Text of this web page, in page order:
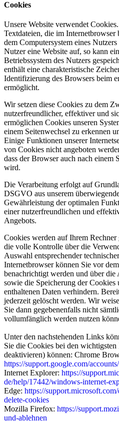
Cookies
Unsere Website verwendet
Textdateien, die im
dem Computersystem eines
Nutzer eine Website auf, so kann
Betriebssystem des Nutzers
enthält eine charakteristische
Identifizierung des Browsers beim
ermöglicht.
Wir setzen diese Cookies zu dem
nutzerfreundlicher, effektiver und
ermöglichen Cookies unseren
einem Seitenwechsel zu erkennen
Einige Funktionen unserer
von Cookies nicht angeboten
dass der Browser auch nach einem
wird.
Die Verarbeitung erfolgt auf
DSGVO aus unserem
Gewährleistung der optimalen
einer nutzerfreundlichen und
Angebots.
Cookies werden auf Ihrem Rechner
die volle Kontrolle über die
Auswahl entsprechender
Internetbrowser können Sie vor
benachrichtigt werden und über die
sowie die Speicherung der
enthaltenen Daten verhindern.
jederzeit gelöscht werden. Wir
Sie dann gegebenenfalls nicht
vollumfänglich werden nutzen
Unter den nachstehenden Links
Sie die Cookies bei den
deaktivieren) können: Chrome
https://support.google.com/
Internet Explorer: https://
de/help/17442/windows-internet-
Edge: https://
delete-cookies
Mozilla Firefox: https://
und-ablehnen